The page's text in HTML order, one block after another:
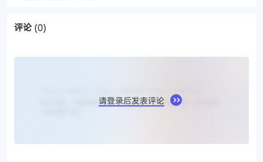
评论 (0)
请登录后发表评论